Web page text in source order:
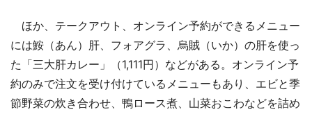
ほか、テークアウト、オンライン予約ができるメニュー
には鮟（あん）肝、フォアグラ、烏賊（いか）の肝を使っ
た「三大肝カレー」（1,111円）などがある。オンライン予
約のみで注文を受け付けているメニューもあり、エビと季
節野菜の炊き合わせ、鴨ロース煮、山菜おこわなどを詰め